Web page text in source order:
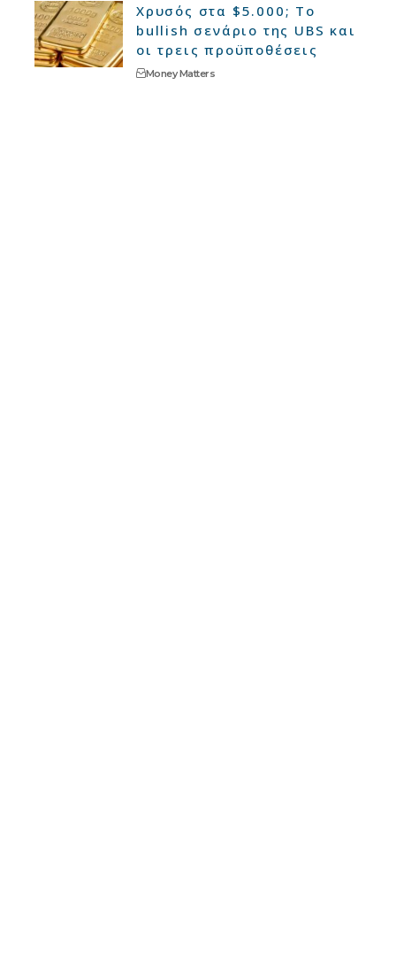
Χρυσός στα $5.000; Το
bullish σενάριο της UBS και
οι τρεις προϋποθέσεις
Money Matters